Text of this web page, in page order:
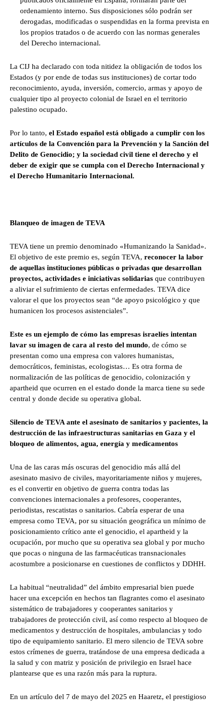
ordenamiento interno. Sus disposiciones sólo podrán ser
derogadas, modificadas o suspendidas en la forma prevista en
los propios tratados o de acuerdo con las normas generales
del Derecho internacional.
La CIJ ha declarado con toda nitidez la obligación de todos los
Estados (y por ende de todas sus instituciones) de cortar todo
reconocimiento, ayuda, inversión, comercio, armas y apoyo de
cualquier tipo al proyecto colonial de Israel en el territorio
palestino ocupado.
Por lo tanto, el Estado español está obligado a cumplir con los
artículos de la Convención para la Prevención y la Sanción del
Delito de Genocidio; y la sociedad civil tiene el derecho y el
deber de exigir que se cumpla con el Derecho Internacional y
el Derecho Humanitario Internacional.
Blanqueo de imagen de TEVA
TEVA tiene un premio denominado «Humanizando la Sanidad».
El objetivo de este premio es, según TEVA, reconocer la labor
de aquellas instituciones públicas o privadas que desarrollan
proyectos, actividades e iniciativas solidarias que contribuyen
a aliviar el sufrimiento de ciertas enfermedades. TEVA dice
valorar el que los proyectos sean “de apoyo psicológico y que
humanicen los procesos asistenciales”.
Este es un ejemplo de cómo las empresas israelíes intentan
lavar su imagen de cara al resto del mundo, de cómo se
presentan como una empresa con valores humanistas,
democráticos, feministas, ecologistas… Es otra forma de
normalización de las políticas de genocidio, colonización y
apartheid que ocurren en el estado donde la marca tiene su sede
central y donde decide su operativa global.
Silencio de TEVA ante el asesinato de sanitarios y pacientes, la
destrucción de las infraestructuras sanitarias en Gaza y el
bloqueo de alimentos, agua, energía y medicamentos
Una de las caras más oscuras del genocidio más allá del
asesinato masivo de civiles, mayoritariamente niños y mujeres,
es el convertir en objetivo de guerra contra todas las
convenciones internacionales a profesores, cooperantes,
periodistas, rescatistas o sanitarios. Cabría esperar de una
empresa como TEVA, por su situación geográfica un mínimo de
posicionamiento crítico ante el genocidio, el apartheid y la
ocupación, por mucho que su operativa sea global y por mucho
que pocas o ninguna de las farmacéuticas transnacionales
acostumbre a posicionarse en cuestiones de conflictos y DDHH.
La habitual “neutralidad” del ámbito empresarial bien puede
hacer una excepción en hechos tan flagrantes como el asesinato
sistemático de trabajadores y cooperantes sanitarios y
trabajadores de protección civil, así como respecto al bloqueo de
medicamentos y destrucción de hospitales, ambulancias y todo
tipo de equipamiento sanitario. El mero silencio de TEVA sobre
estos crímenes de guerra, tratándose de una empresa dedicada a
la salud y con matriz y posición de privilegio en Israel hace
plantearse que es una razón más para la ruptura.
En un artículo del 7 de mayo del 2025 en Haaretz, el prestigioso